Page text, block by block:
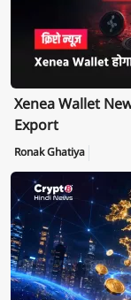
Xenea Wallet
Export
Ronak Ghatiya